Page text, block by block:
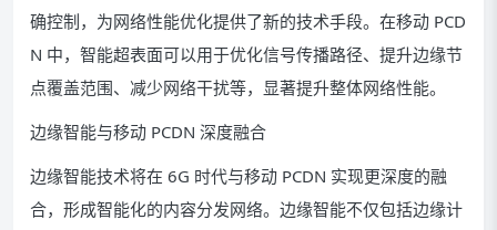
确控制，为网络性能优化提供了新的技术手段。在移动 PCD
N 中，智能超表面可以用于优化信号传播路径、提升边缘节
点覆盖范围、减少网络干扰等，显著提升整体网络性能。
边缘智能与移动 PCDN 深度融合
边缘智能技术将在 6G 时代与移动 PCDN 实现更深度的融
合，形成智能化的内容分发网络。边缘智能不仅包括边缘计